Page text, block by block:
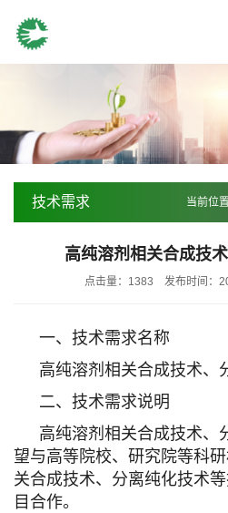
技术需求 当前位
高纯溶剂相关合成技
点击量：1383 发布时间：
一、技术需求名称
高纯溶剂相关合成技术、
二、技术需求说明
高纯溶剂相关合成技术、
望与高等院校、研究院等科
关合成技术、分离纯化技术
目合作。